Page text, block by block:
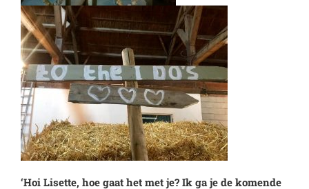
‘Hoi Lisette, hoe gaat het met je? Ik ga je de komende